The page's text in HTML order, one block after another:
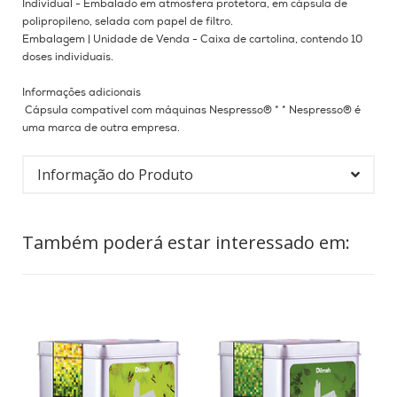
Individual - Embalado em atmosfera protetora, em cápsula de
polipropileno, selada com papel de filtro.
Embalagem | Unidade de Venda - Caixa de cartolina, contendo 10
doses individuais.
Informações adicionais
Cápsula compatível com máquinas Nespresso® * * Nespresso® é
uma marca de outra empresa.
Informação do Produto
Também poderá estar interessado em: